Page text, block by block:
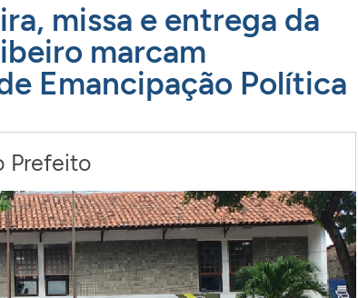
missa e entrega da
marcam
Emancipação Política
Prefeito